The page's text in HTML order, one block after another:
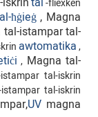
-fliexken
ħġieġ , Magna
tal-istampar tal-
awtomatika,
, Magna tal-
tal-iskrin
tal-iskrin
UV magna